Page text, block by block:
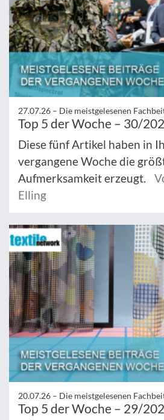
27.07.26 – Die meistgelesenen
Top 5 der Woche – 30/
Diese fünf Artikel haben in
vergangene Woche die
Aufmerksamkeit erzeugt.
Elling
20.07.26 – Die meistgelesenen
Top 5 der Woche – 29/